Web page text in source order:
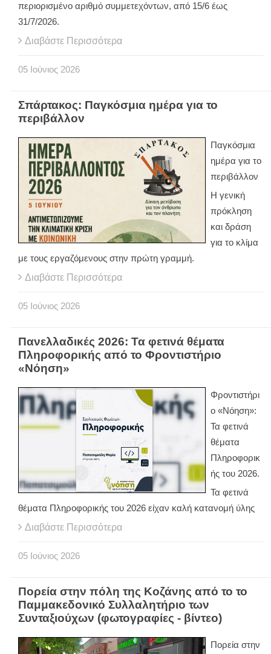
περιορισμένο αριθμό συμμετεχόντων, από 15/6 έως
31/7/2026.
Διαβάστε Περισσότερα
05 Ιούνιος 2026
Σπάρτακος: Παγκόσμια ημέρα για το
περιβάλλον
Παγκόσμια
ημέρα για το
περιβάλλον
Η γενική
πρόκληση
και δράση
για το κλίμα
με τους εργαζόμενους στην πρώτη γραμμή.
Διαβάστε Περισσότερα
05 Ιούνιος 2026
Πανελλαδικές 2026: Τα φετινά θέματα
Πληροφορικής από το Φροντιστήριο
«Νόηση»
Φροντιστήρι
ο «Νόηση»:
Τα φετινά
θέματα
Πληροφορικ
ής του 2026.
Τα φετινά
θέματα Πληροφορικής του 2026 είχαν καλή κατανομή ύλης
Διαβάστε Περισσότερα
05 Ιούνιος 2026
Πορεία στην πόλη της Κοζάνης από το το
Παμμακεδονικό Συλλαλητήριο των
Συνταξιούχων (φωτογραφίες - βίντεο)
Πορεία στην